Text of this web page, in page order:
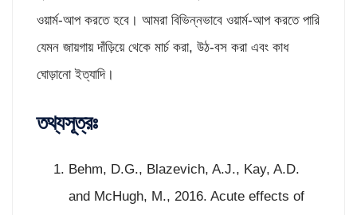
ওয়ার্ম-আপ করতে হবে। আমরা বিভিন্নভাবে ওয়ার্ম-আপ করতে পারি
যেমন জায়গায় দাঁড়িয়ে থেকে মার্চ করা, উঠ-বস করা এবং কাধ
ঘোড়ানো ইত্যাদি।
তথ্যসূত্রঃ
Behm, D.G., Blazevich, A.J., Kay, A.D.
and McHugh, M., 2016. Acute effects of